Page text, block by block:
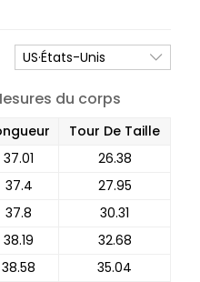
US·États-Unis
du corps
Tour De Taille
37.01
26.38
37.4
27.95
37.8
30.31
38.19
32.68
38.58
35.04